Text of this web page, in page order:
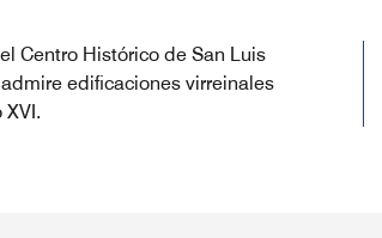
Centro Histórico de San Luis
edificaciones virreinales